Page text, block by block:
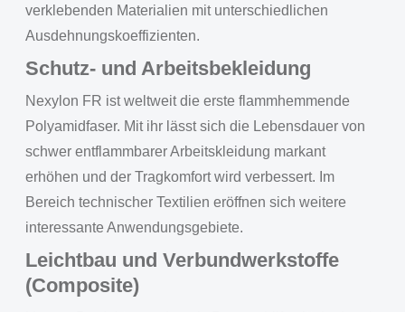
verklebenden Materialien mit unterschiedlichen
Ausdehnungskoeffizienten.
Schutz- und Arbeitsbekleidung
Nexylon FR ist weltweit die erste flammhemmende
Polyamidfaser. Mit ihr lässt sich die Lebensdauer von
schwer entflammbarer Arbeitskleidung markant
erhöhen und der Tragkomfort wird verbessert. Im
Bereich technischer Textilien eröffnen sich weitere
interessante Anwendungsgebiete.
Leichtbau und Verbundwerkstoffe
(Composite)